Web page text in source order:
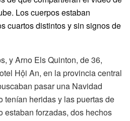
Los cuerpos estaban
cuartos distintos y sin signos de
y Arno Els Quinton, de 36,
Hội An, en la provincia central
pasar una Navidad
tenían heridas y las puertas de
estaban forzadas, dos hechos